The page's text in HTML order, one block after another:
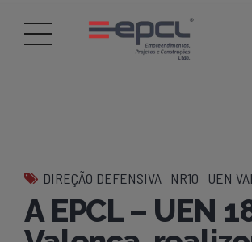
DIREÇÃO DEFENSIVA NR10 UEN
A EPCL – UEN